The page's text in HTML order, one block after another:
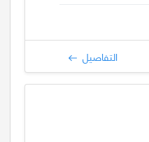
التفاصيل